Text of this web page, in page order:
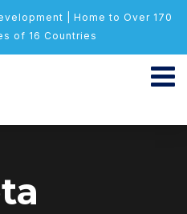
| Home to Over 170
of 16 Countries